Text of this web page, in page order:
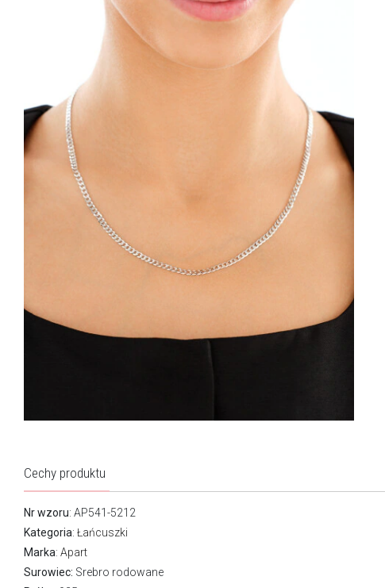
Cechy produktu
Nr wzoru: AP541-5212
Kategoria: Łańcuszki
Marka: Apart
Surowiec: Srebro rodowane